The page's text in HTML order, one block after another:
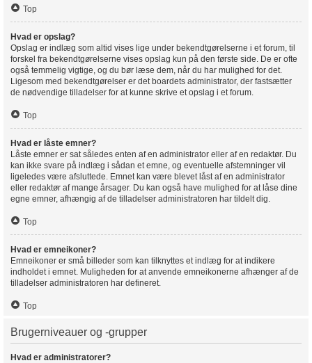
Top
Hvad er opslag?
Opslag er indlæg som altid vises lige under bekendtgørelserne i et forum, til
forskel fra bekendtgørelserne vises opslag kun på den første side. De er ofte
også temmelig vigtige, og du bør læse dem, når du har mulighed for det.
Ligesom med bekendtgørelser er det boardets administrator, der fastsætter
de nødvendige tilladelser for at kunne skrive et opslag i et forum.
Top
Hvad er låste emner?
Låste emner er sat således enten af en administrator eller af en redaktør. Du
kan ikke svare på indlæg i sådan et emne, og eventuelle afstemninger vil
ligeledes være afsluttede. Emnet kan være blevet låst af en administrator
eller redaktør af mange årsager. Du kan også have mulighed for at låse dine
egne emner, afhængig af de tilladelser administratoren har tildelt dig.
Top
Hvad er emneikoner?
Emneikoner er små billeder som kan tilknyttes et indlæg for at indikere
indholdet i emnet. Muligheden for at anvende emneikonerne afhænger af de
tilladelser administratoren har defineret.
Top
Brugerniveauer og -grupper
Hvad er administratorer?